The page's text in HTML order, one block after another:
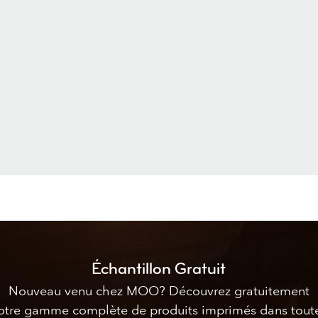
Échantillon Gratuit
Nouveau venu chez MOO? Découvrez gratuitement
gamme complète de produits imprimés dans